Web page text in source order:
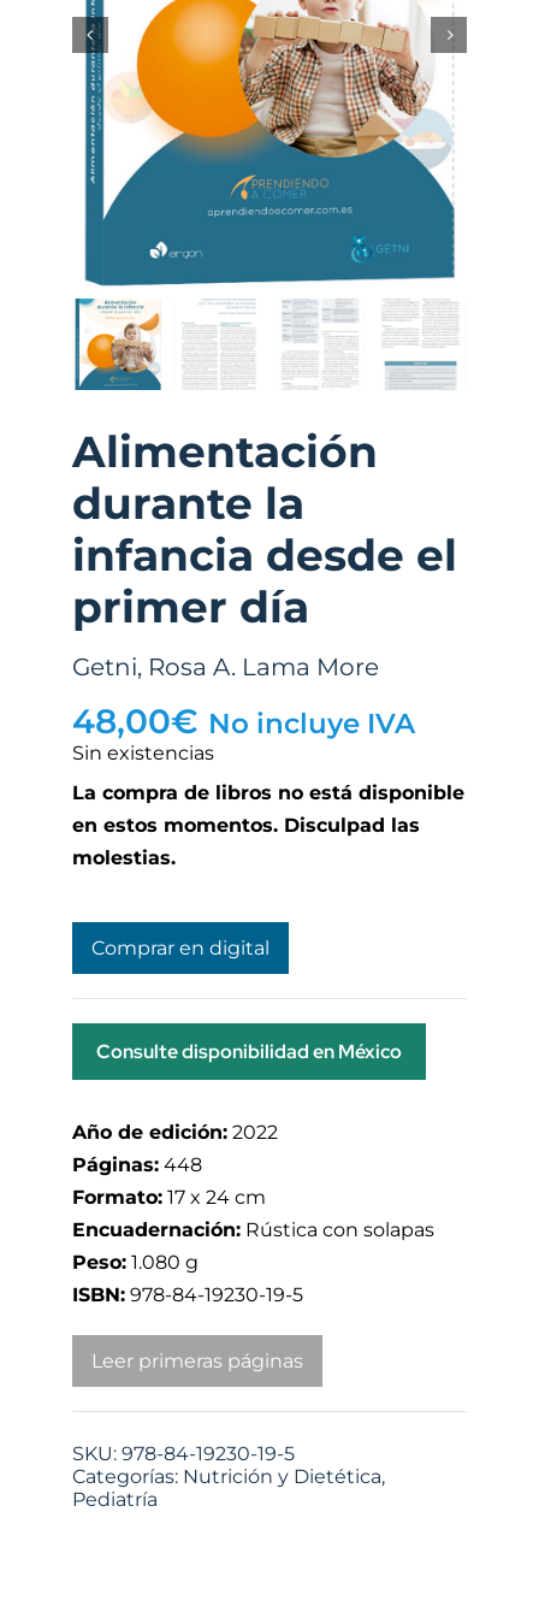
Alimentación
durante la
infancia desde el
primer día
Getni, Rosa A. Lama More
48,00€ No incluye IVA
Sin existencias
La compra de libros no está disponible
en estos momentos. Disculpad las
molestias.
Comprar en digital
Consulte disponibilidad en México
Año de edición: 2022
Páginas: 448
Formato: 17 x 24 cm
Encuadernación: Rústica con solapas
Peso: 1.080 g
ISBN: 978-84-19230-19-5
Leer primeras páginas
SKU: 978-84-19230-19-5
Categorías: Nutrición y Dietética,
Pediatría